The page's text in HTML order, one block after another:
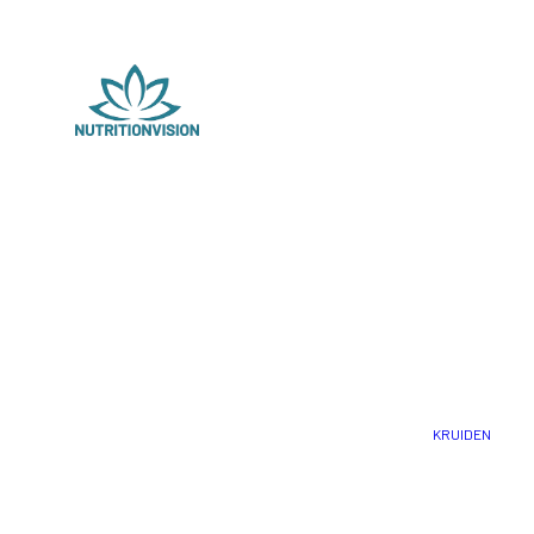
KRUIDEN